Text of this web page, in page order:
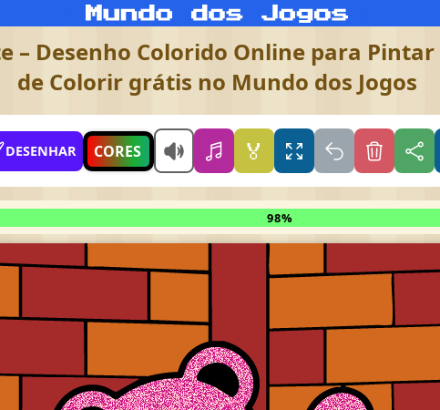
– Desenho Colorido Online para
de Colorir grátis no Mundo dos Jogos
DESENHAR CORES 🏅
98%